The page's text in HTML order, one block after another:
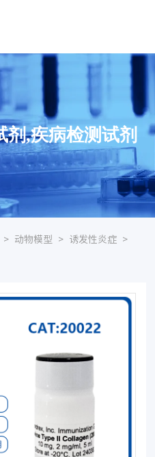
剂,疾病检测试剂
> 动物模型 > 诱发性炎症
>